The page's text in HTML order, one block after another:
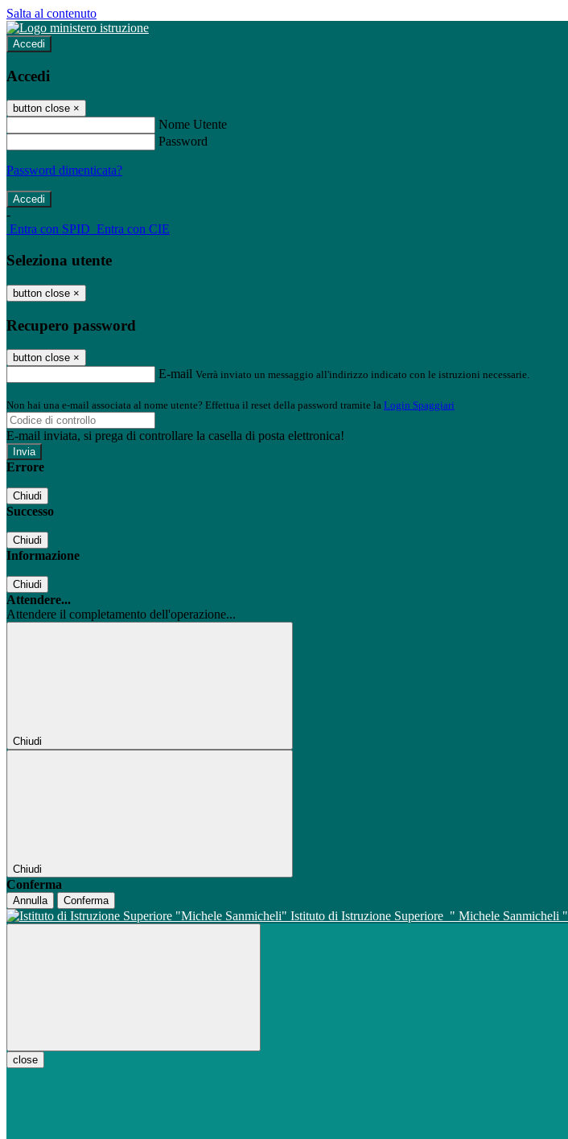
Salta al contenuto
Accedi
Accedi
button close ×
Nome Utente
Password
Password dimenticata?
-
Entra con SPID Entra con CIE
Seleziona utente
button close ×
Recupero password
button close ×
E-mail Verrà inviato un messaggio all'indirizzo indicato con le istruzioni necessarie.
Non hai una e-mail associata al nome utente? Effettua il reset della password tramite la Login Spaggiari
E-mail inviata, si prega di controllare la casella di posta elettronica!
Errore
Chiudi
Successo
Chiudi
Informazione
Chiudi
Attendere...
Attendere il completamento dell'operazione...
Chiudi
Chiudi
Conferma
Annulla Conferma
Istituto di Istruzione Superiore " Michele Sanmicheli "
close